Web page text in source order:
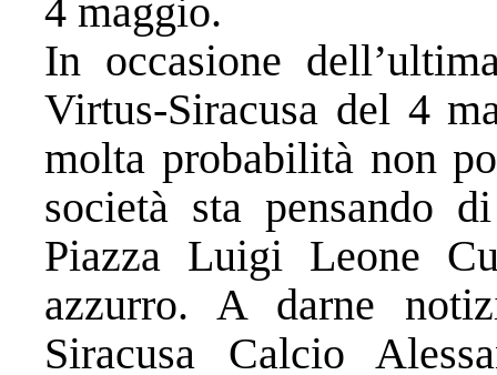
4 maggio.
In occasione
Virtus-Siracusa del 4
molta probabilità non
società sta pensando
Piazza Luigi Leone
azzurro. A darne
Siracusa Calcio